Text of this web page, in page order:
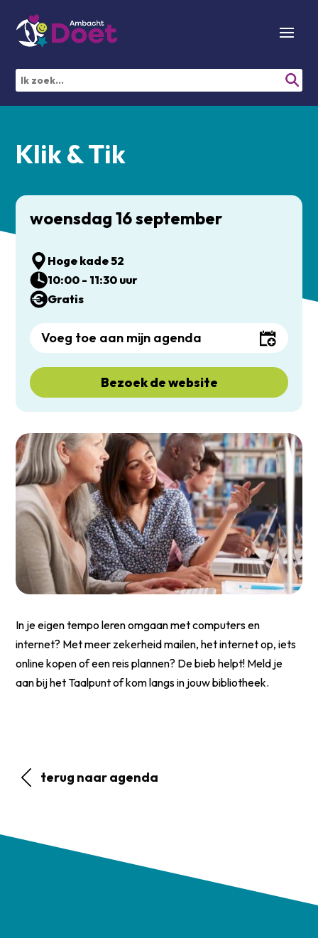
Klik & Tik
In je eigen tempo leren omgaan met computers en
internet? Met meer zekerheid mailen, het internet op, iets
online kopen of een reis plannen? De bieb helpt! Meld je
aan bij het Taalpunt of kom langs in jouw bibliotheek.
terug naar agenda
woensdag 16 september
Hoge kade 52
10:00 - 11:30 uur
Gratis
Voeg toe aan mijn agenda
Bezoek de website